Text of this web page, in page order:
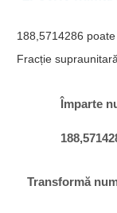
188,5714286
Fracție
Împarte
Transformă